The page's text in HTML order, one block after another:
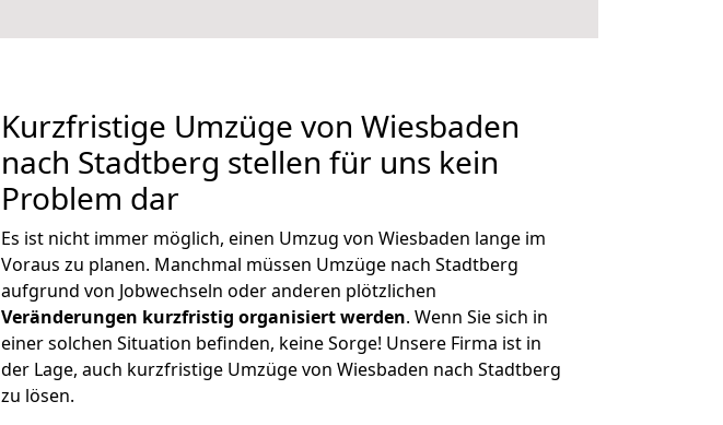
Kurzfristige Umzüge von Wiesbaden
nach Stadtberg stellen für uns kein
Problem dar
Es ist nicht immer möglich, einen Umzug von Wiesbaden lange im
Voraus zu planen. Manchmal müssen Umzüge nach Stadtberg
aufgrund von Jobwechseln oder anderen plötzlichen
Veränderungen kurzfristig organisiert werden. Wenn Sie sich in
einer solchen Situation befinden, keine Sorge! Unsere Firma ist in
der Lage, auch kurzfristige Umzüge von Wiesbaden nach Stadtberg
zu lösen.